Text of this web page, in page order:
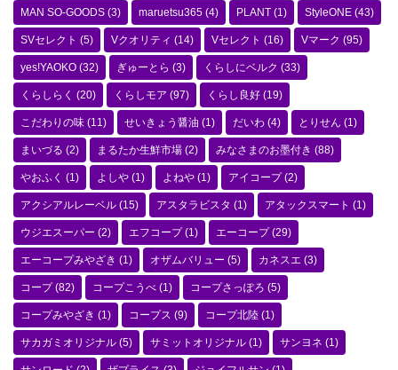
MAN SO-GOODS (3) maruetsu365 (4) PLANT (1) StyleONE (43)
SVセレクト (5) Vクオリティ (14) Vセレクト (16) Vマーク (95)
yes!YAOKO (32) ぎゅーとら (3) くらしにベルク (33)
くらしらく (20) くらしモア (97) くらし良好 (19)
こだわりの味 (11) せいきょう醤油 (1) だいわ (4) とりせん (1)
まいづる (2) まるたか生鮮市場 (2) みなさまのお墨付き (88)
やおふく (1) よしや (1) よねや (1) アイコープ(2)
アクシアルレーベル (15) アスタラビスタ (1) アタックスマート (1)
ウジエスーパー (2) エフコープ(1) エーコープ(29)
エーコープみやざき (1) オザムバリュー (5) カネスエ (3)
コープ(82) コープこうべ (1) コープさっぽろ (5)
コープみやざき (1) コープス (9) コープ北陸 (1)
サカガミオリジナル (5) サミットオリジナル (1) サンヨネ (1)